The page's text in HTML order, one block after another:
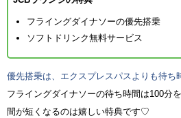
フライングダイナソーの優先搭乗
ソフトドリンク無料サービス
優先搭乗は、エクスプレスパスよりも待ち
フライングダイナソーの待ち時間は100分
間が短くなるのは嬉しい特典です♡